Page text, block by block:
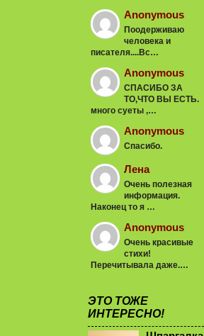
Anonymous
Поодерживаю
человека и
писателя....Вс…
Anonymous
СПАСИБО ЗА
ТО,ЧТО ВЫ ЕСТЬ.
много суеты ,…
Anonymous
Спасибо.
Лена
Очень полезная
информация.
Наконец то я …
Anonymous
Очень красивые
стихи!
Перечитывала даже.…
ЭТО ТОЖЕ
ИНТЕРЕСНО!